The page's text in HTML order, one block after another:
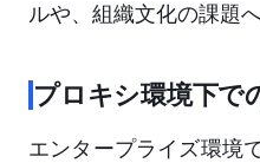
ルや、組織文化の課題
プロキシ環境下で
エンタープライズ環境